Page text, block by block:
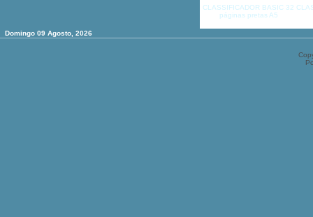
CLASSIFICADOR BASIC 32
páginas pretas A5
Domingo 09 Agosto, 2026